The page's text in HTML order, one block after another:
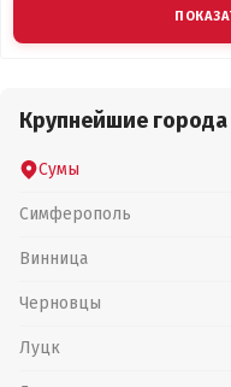
Крупнейшие
Сумы
Симферополь
Винница
Черновцы
Луцк